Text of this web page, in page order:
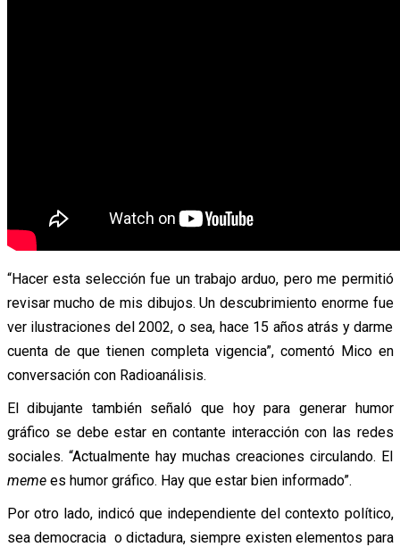
“Hacer esta selección fue un trabajo arduo, pero me permitió
revisar mucho de mis dibujos. Un descubrimiento enorme fue
ver ilustraciones del 2002, o sea, hace 15 años atrás y darme
cuenta de que tienen completa vigencia”, comentó Mico en
conversación con Radioanálisis.
El dibujante también señaló que hoy para generar humor
gráfico se debe estar en contante interacción con las redes
sociales. “Actualmente hay muchas creaciones circulando. El
memees humor gráfico. Hay que estar bien informado”.
Por otro lado, indicó que independiente del contexto político,
sea democracia o dictadura, siempre existen elementos para